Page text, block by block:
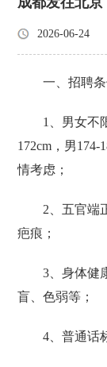
2026-06-24
一、招聘条
1、男女不
172cm，男
情考虑；
2、五官端
疤痕；
3、身体健
盲、色弱等；
4、普通话